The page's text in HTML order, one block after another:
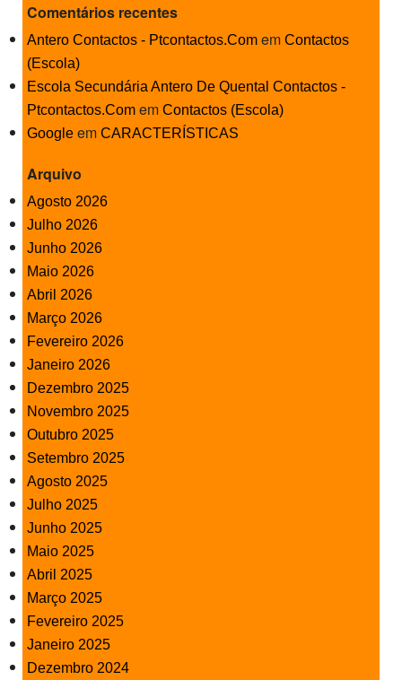
Comentários recentes
Antero Contactos - Ptcontactos.Com em Contactos
(Escola)
Escola Secundária Antero De Quental Contactos -
Ptcontactos.Com em Contactos (Escola)
Google em CARACTERÍSTICAS
Arquivo
Agosto 2026
Julho 2026
Junho 2026
Maio 2026
Abril 2026
Março 2026
Fevereiro 2026
Janeiro 2026
Dezembro 2025
Novembro 2025
Outubro 2025
Setembro 2025
Agosto 2025
Julho 2025
Junho 2025
Maio 2025
Abril 2025
Março 2025
Fevereiro 2025
Janeiro 2025
Dezembro 2024